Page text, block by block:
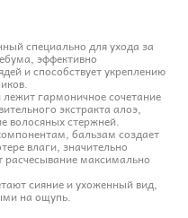
специально для ухода за
эффективно
и способствует укреплению
гармоничное сочетание
экстракта алоэ,
волосяных стержней.
бальзам создает
влаги, значительно
расчесывание максимально
сияние и ухоженный вид,
на ощупь.